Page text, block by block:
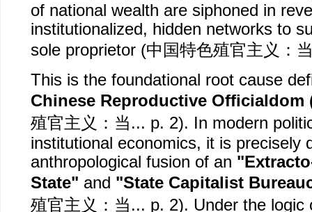
of national wealth are siphoned in
institutionalized, hidden networks to
sole proprietor (中国特色殖官主义：
This is the foundational root cause
Chinese Reproductive Officialdom
殖官主义：当... p. 2). In modern
institutional economics, it is precisely
anthropological fusion of an
State" and "State Capitalist
殖官主义：当... p. 2). Under the logic